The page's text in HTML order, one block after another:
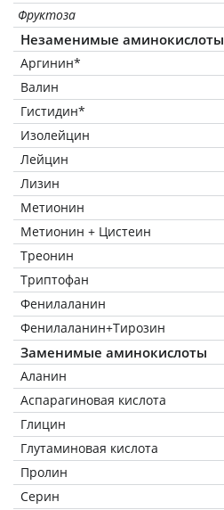
Фруктоза
Незаменимые аминокислоты
Аргинин*
Валин
Гистидин*
Изолейцин
Лейцин
Лизин
Метионин
Метионин + Цистеин
Треонин
Триптофан
Фенилаланин
Фенилаланин+Тирозин
Заменимые аминокислоты
Аланин
Аспарагиновая кислота
Глицин
Глутаминовая кислота
Пролин
Серин